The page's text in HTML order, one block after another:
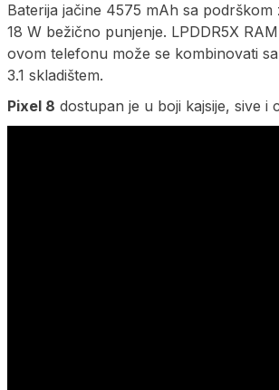
Baterija jačine 4575 mAh sa podrškom
18 W bežično punjenje. LPDDR5X
ovom telefonu može se kombinovati
3.1 skladištem.
Pixel 8 dostupan je u boji kajsije, sive i